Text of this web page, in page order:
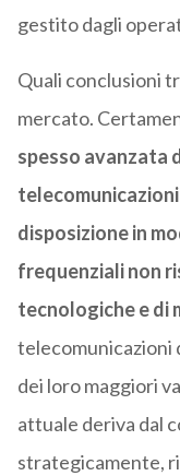
gestito dagli
Quali conclusioni
mercato.
spesso avanzata
disposizione in
frequenziali non
tecnologiche e di
telecomunicazioni
dei loro maggiori
attuale deriva dal
strategicamente,